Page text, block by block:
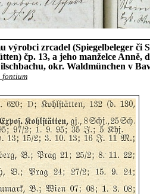
zrcadel (Spiegelbeleger či
čp. 13, a jeho manželce Anně,
okr. Waldmünchen v
fontium